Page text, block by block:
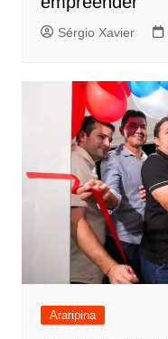
Sérgio Xavier
Araripina